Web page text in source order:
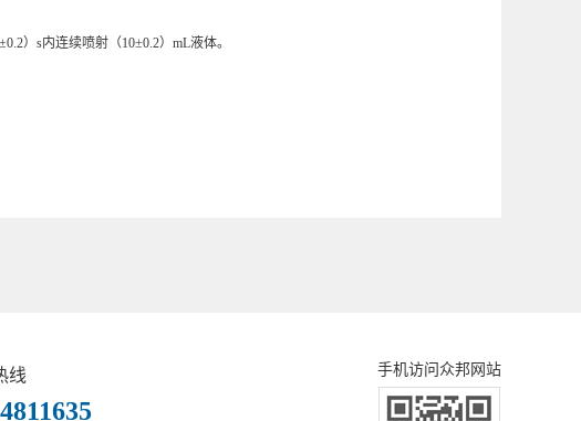
）s内连续喷射（10±0.2）mL液体。
线 手机访问众邦网站